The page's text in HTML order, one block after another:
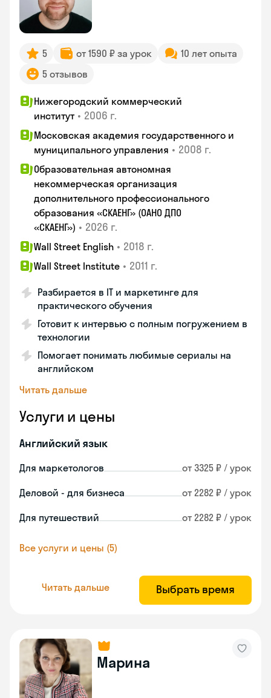
5 от 1590 ₽ за урок
10 лет опыта
5 отзывов
Нижегородский коммерческий
институт • 2006 г.
Московская академия государственного и
муниципального управления • 2008 г.
Образовательная автономная
некоммерческая организация
дополнительного профессионального
образования «СКАЕНГ» (ОАНО ДПО
«СКАЕНГ») • 2026 г.
Wall Street English • 2018 г.
Wall Street Institute • 2011 г.
Разбирается в IT и маркетинге для
практического обучения
Готовит к интервью с полным погружением в
технологии
Помогает понимать любимые сериалы на
английском
Читать дальше
Услуги и цены
Английский язык
Для маркетологов от 3325 ₽ / урок
Деловой - для бизнеса от 2282 ₽ / урок
Для путешествий от 2282 ₽ / урок
Все услуги и цены (5)
Читать дальше Выбрать время
Марина